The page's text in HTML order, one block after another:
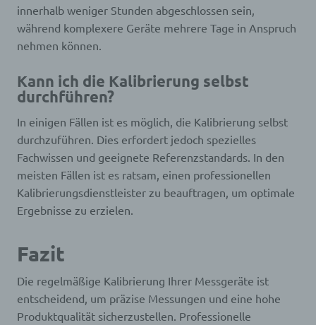
innerhalb weniger Stunden abgeschlossen sein,
während komplexere Geräte mehrere Tage in Anspruch
nehmen können.
Kann ich die Kalibrierung selbst
durchführen?
In einigen Fällen ist es möglich, die Kalibrierung selbst
durchzuführen. Dies erfordert jedoch spezielles
Fachwissen und geeignete Referenzstandards. In den
meisten Fällen ist es ratsam, einen professionellen
Kalibrierungsdienstleister zu beauftragen, um optimale
Ergebnisse zu erzielen.
Fazit
Die regelmäßige Kalibrierung Ihrer Messgeräte ist
entscheidend, um präzise Messungen und eine hohe
Produktqualität sicherzustellen. Professionelle
Verarbeitung ist jeder mit oder ohne Hilfe
automatisierter Verfahren ausgeführte Vorgang
oder jede solche Vorgangsreihe im
das Ordnen, die Speicherung, die Anpassung oder
Veränderung, das Auslesen, das Abfragen, die
Verbreitung oder eine andere Form der
Bereitstellung, den Abgleich oder die Verknüpfung,
die Einschränkung, das Löschen oder die
Vernichtung.
d) Einschränkung der Verarbeitung
gespeicherter personenbezogener Daten mit dem
Ziel, ihre künftige Verarbeitung einzuschränken.
e) Profiling